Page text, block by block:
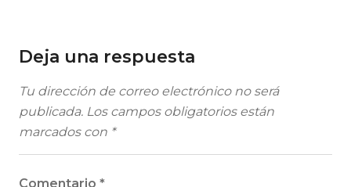
Deja una respuesta
Tu dirección de correo electrónico no será
publicada. Los campos obligatorios están
marcados con *
Comentario *